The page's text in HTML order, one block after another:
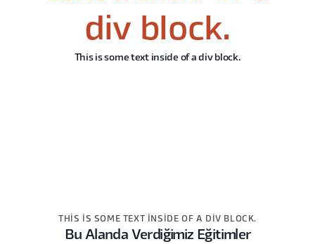
div block.
This is some text inside of a div block.
THIS IS SOME TEXT INSIDE OF A DIV BLOCK.
Bu Alanda Verdiğimiz Eğitimler